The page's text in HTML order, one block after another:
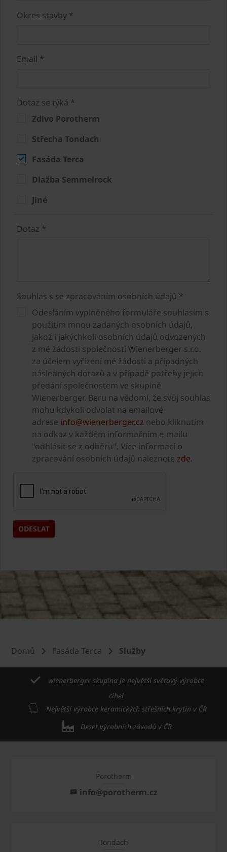
Okres stavby *
Email *
Dotaz se týká *
Zdivo Porotherm
Střecha Tondach
Fasáda Terca
Dlažba Semmelrock
Jiné
Dotaz *
Souhlas s se zpracováním osobních údajů *
Odesláním vyplněného formuláře souhlasím s
použitím mnou zadaných osobních údajů,
jakož i jakýchkoli osobních údajů odvozených
z mé žádosti společností Wienerberger s.r.o.
za účelem vyřízení mé žádosti a případných
následných dotazů a v případě potřeby jejich
předání společnostem ve skupině
Wienerberger. Beru na vědomí, že svůj souhlas
mohu kdykoli odvolat na emailové
adrese info@wienerberger.cz nebo kliknutím
na odkaz v každém informačním e-mailu
"odhlásit se z odběru". Více informací o
zpracování osobních údajů naleznete zde.
Domů Fasáda Terca Služby
wienerberger skupina je největší světový výrobce
cihel
Největší výrobce keramických střešních krytin v ČR
Deset výrobních závodů v ČR
Porotherm
info@porotherm.cz
Tondach